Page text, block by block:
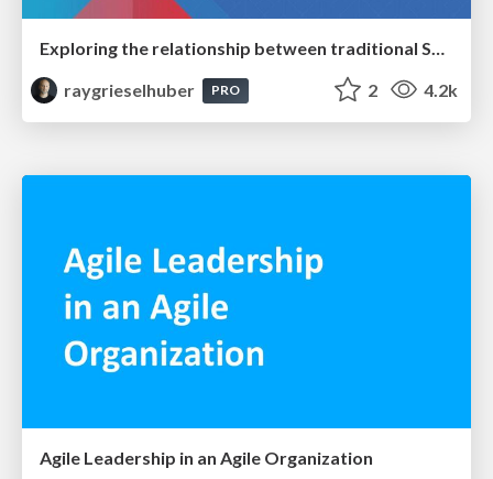
raygrieselhuber
PRO 2 4.2k
Agile Leadership in an Agile Organization